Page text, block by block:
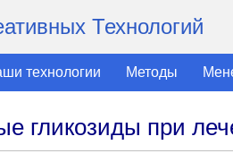
Технологий
технологии Методы
гликозиды при